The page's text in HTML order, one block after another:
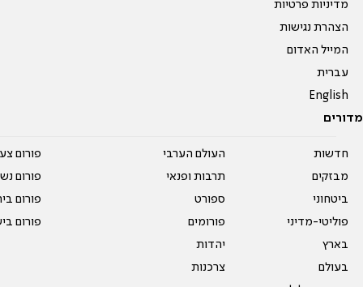
מדיניות פרטיות
הצהרת נגישות
המייל האדום
עברית
English
מדורים
חדשות
מבזקים
ביטחוני
פוליטי-מדיני
בארץ
בעולם
העולם הערבי
תרבות ופנאי
ספורט
פורומים
יהדות
צרכנות
פורום
פורום
פורום
פורום